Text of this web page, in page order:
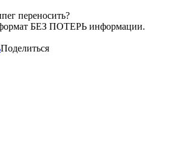
переносить?
БЕЗ ПОТЕРЬ информации.
Поделиться